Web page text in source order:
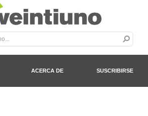
ACERCA DE SUSCRIBIRSE